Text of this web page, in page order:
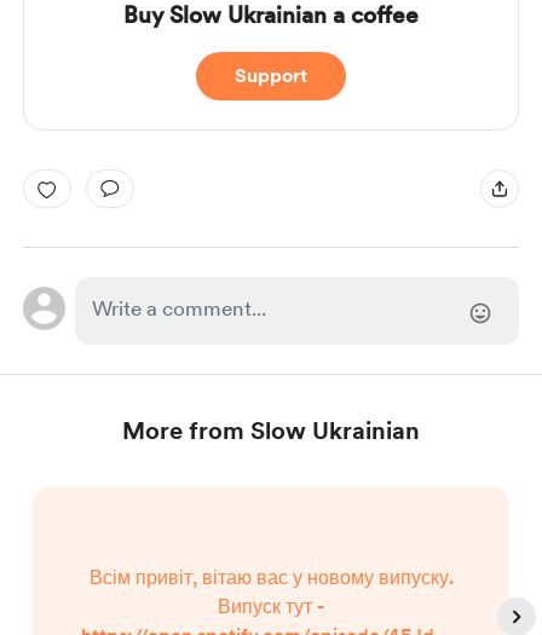
Buy Slow Ukrainian a coffee
Support
More from Slow Ukrainian
Всім привіт, вітаю вас у новому випуску.
Випуск тут -